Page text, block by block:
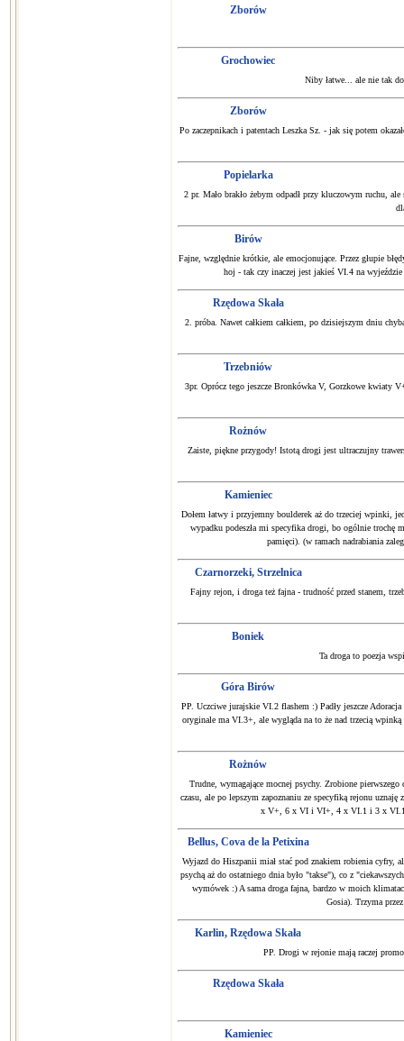
Zborów
Grochowiec
Niby łatwe... ale nie tak
Zborów
Po zaczepnikach i patentach Leszka Sz. - jak się potem
Popielarka
2 pr. Mało brakło żebym odpadł przy kluczowym ruchu,
Birów
Fajne, względnie krótkie, ale emocjonujące. Przez głupie
hoj - tak czy inaczej jest jakieś VI.4 na
Rzędowa Skała
2. próba. Nawet całkiem całkiem, po dzisiejszym dniu
Trzebniów
3pr. Oprócz tego jeszcze Bronkówka V, Gorzkowe
Rożnów
Zaiste, piękne przygody! Istotą drogi jest ultraczujny
Kamieniec
Dołem łatwy i przyjemny boulderek aż do trzeciej wpinki,
wypadku podeszła mi specyfika drogi, bo ogólnie trochę
pamięci). (w ramach nadrabiania
Czarnorzeki, Strzelnica
Fajny rejon, i droga też fajna - trudność przed stanem,
Boniek
Ta droga to poezja
Góra Birów
PP. Uczciwe jurajskie VI.2 flashem :) Padły jeszcze
oryginale ma VI.3+, ale wygląda na to że nad trzecią
Rożnów
Trudne, wymagające mocnej psychy. Zrobione
czasu, ale po lepszym zapoznaniu ze specyfiką rejonu
x V+, 6 x VI i VI+, 4 x VI.1 i 3 x VI.1+
Bellus, Cova de la Petixina
Wyjazd do Hiszpanii miał stać pod znakiem robienia cyfry,
psychą aż do ostatniego dnia było "takse"), co z
wymówek :) A sama droga fajna, bardzo w moich
Gosia). Trzyma
Karlin, Rzędowa Skała
PP. Drogi w rejonie mają raczej
Rzędowa Skała
Kamieniec